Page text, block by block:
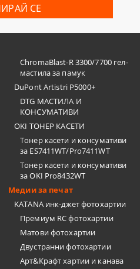
ChromaBlast-R 3300/7700 гел-
мастила за памук
DuPont Artistri P5000+
DTG МАСТИЛА И
КОНСУМАТИВИ
OKI ТОНЕР КАСЕТИ
Тонер касети и консумативи
за ES7411WT/Pro7411WT
Тонер касети и консумативи
за OKI Pro8432WT
Медии за печат
KATANA инк-джет фотохартии
Премиум RC фотохартии
Матови фотохартии
Двустранни фотохартии
Арт&Крафт хартии и канава